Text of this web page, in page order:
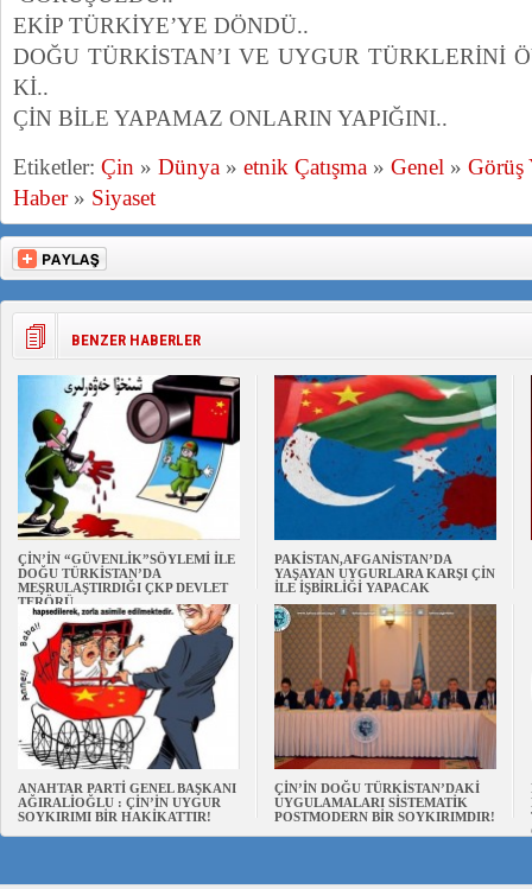
EKİP TÜRKİYE’YE DÖNDÜ..
DOĞU TÜRKİSTAN’I VE UYGUR TÜRKLERİNİ
Kİ..
ÇİN BİLE YAPAMAZ ONLARIN YAPIĞINI..
Etiketler: Çin » Dünya » etnik Çatışma » Genel » Görüş
Haber» Siyaset
BENZER HABERLER
ÇİN’İN “GÜVENLİK”SÖYLEMİ İLE
DOĞU TÜRKİSTAN’DA
MEŞRULAŞTIRDIĞI ÇKP DEVLET
TERÖRÜ
PAKİSTAN,AFGANİSTAN’DA
YAŞAYAN UYGURLARA KARŞI ÇİN
İLE İŞBİRLİĞİ YAPACAK
ANAHTAR PARTİ GENEL BAŞKANI
AĞIRALİOĞLU : ÇİN’İN UYGUR
SOYKIRIMI BİR HAKİKATTIR!
ÇİN’İN DOĞU TÜRKİSTAN’DAKİ
UYGULAMALARI SİSTEMATİK
POSTMODERN BİR SOYKIRIMDIR!